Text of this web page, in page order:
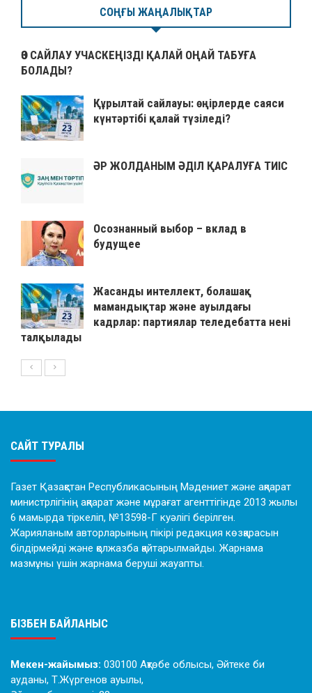
СОҢҒЫ ЖАҢАЛЫҚТАР
ӨЗ САЙЛАУ УЧАСКЕҢІЗДІ ҚАЛАЙ ОҢАЙ ТАБУҒА
БОЛАДЫ?
Құрылтай сайлауы: өңірлерде саяси
күнтәртібі қалай түзіледі?
ӘР ЖОЛДАНЫМ ӘДІЛ ҚАРАЛУҒА ТИІС
Осознанный выбор – вклад в
будущее
Жасанды интеллект, болашақ
мамандықтар және ауылдағы
кадрлар: партиялар теледебатта нені
талқылады
САЙТ ТУРАЛЫ
Газет Қазақстан Республикасының Мәдениет және ақпарат
министрлігінің ақпарат және мұрағат агенттігінде 2013 жылы
6 мамырда тіркеліп, №13598-Г куәлігі берілген.
Жарияланым авторларының пікірі редакция көзқарасын
білдірмейді және қолжазба қайтарылмайды. Жарнама
мазмұны үшін жарнама беруші жауапты.
БІЗБЕН БАЙЛАНЫС
Мекен-жайымыз: 030100 Ақтөбе облысы, Әйтеке би
ауданы, Т.Жүргенов ауылы,